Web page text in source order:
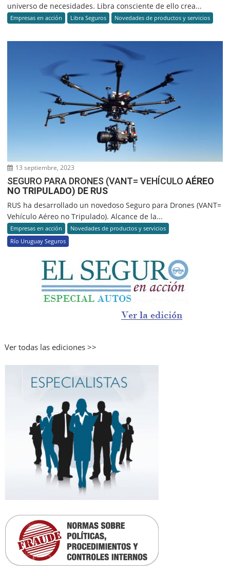
universo de necesidades. Libra consciente de ello crea...
Empresas en acción Libra Seguros Novedades de productos y servicios
13 septiembre, 2023
SEGURO PARA DRONES (VANT= VEHÍCULOAÉREO
NO TRIPULADO) DE RUS
RUS ha desarrollado un novedoso Seguro para Drones (VANT=
Vehículo Aéreo no Tripulado). Alcance de la...
Empresas en acción
Novedades de productos y servicios
Río Uruguay Seguros
Ver todas las ediciones >>